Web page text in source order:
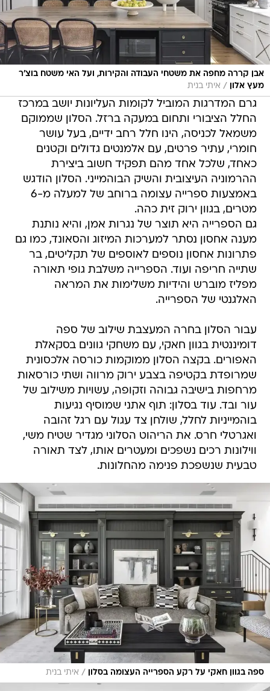
אבן קררה מחפה את משטחי העבודה והקירות, ועל האי משטח בוצ'ר
מעץ אלון
/ איתי בנית
גרם המדרגות המוביל לקומות העליונות יושב במרכז
החלל הציבורי ותחום במעקה ברזל. הסלון שממוקם
משמאל לכניסה, הינו חלל רחב ידיים, בעל עושר
חומרי, עתיר פרטים, עם אלמנטים גדולים וקטנים
כאחד, שלכל אחד מהם תפקיד חשוב ביצירת
ההרמוניה העיצובית והשיק הבוהמייני. הסלון הודגש
באמצעות ספרייה עצומה ברוחב של למעלה מ-6
מטרים, בגוון ירוק זית כהה.
גם הספרייה היא תוצר של נגרות אמן, והיא נותנת
מענה אחסון נסתר למערכות המיזוג והסאונד, כמו גם
פתרונות אחסון נוספים לאוספים של תקליטים, בר
שתייה חריפה ועוד. הספרייה משלבת גופי תאורה
מפליז מוברש והידיות משלימות את המראה
האלגנטי של הספרייה.
עבור הסלון בחרה המעצבת שילוב של ספה
דומיננטית בגוון חאקי, עם משחקי גוונים בסקאלת
האפורים. בקצה הסלון ממוקמות כורסה אלכסונית
שמרופדת בקטיפה בצבע ירוק מרווה ושתי כורסאות
מרחפות בישיבה גבוהה וזקופה, עשויות משילוב של
עור ובד. עוד בסלון: תוף אתני שמוסיף נגיעות
בוהמייניות לחלל, שולחן צד עגול עם רגל זהובה
ואגרטלי חרס. את הריהוט הסלוני מגדיר שטיח משי,
ווילונות רכים נשפכים ומעטרים אותו, לצד תאורה
טבעית שנשפכת פנימה מהחלונות.
ספה בגוון חאקי על רקע הספרייה העצומה בסלון / איתי בנית